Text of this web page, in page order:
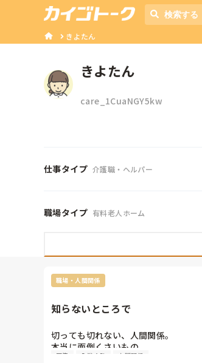
きよたん
きよたん
care_1CuaNGY5kw
仕事タイプ 介護職・ヘルパー
職場タイプ 有料老人ホーム
職場・人間関係
知らないところで
切っても切れない、人間関係。
本当に面倒くさいもの。
同僚 入浴介助 人間関係